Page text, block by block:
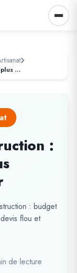
Travaux de construction : les erreurs les plus courantes à éviter
:
: budget
flou et
de lecture